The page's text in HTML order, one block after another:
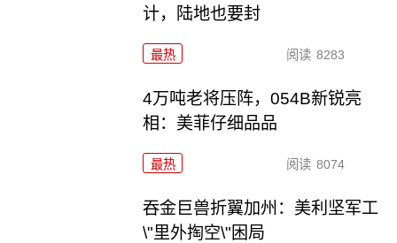
计，陆地也要封
最热 阅读 8283
4万吨老将压阵，054B新锐亮
相：美菲仔细品品
最热 阅读 8074
吞金巨兽折翼加州：美利坚军工
\"里外掏空\"困局